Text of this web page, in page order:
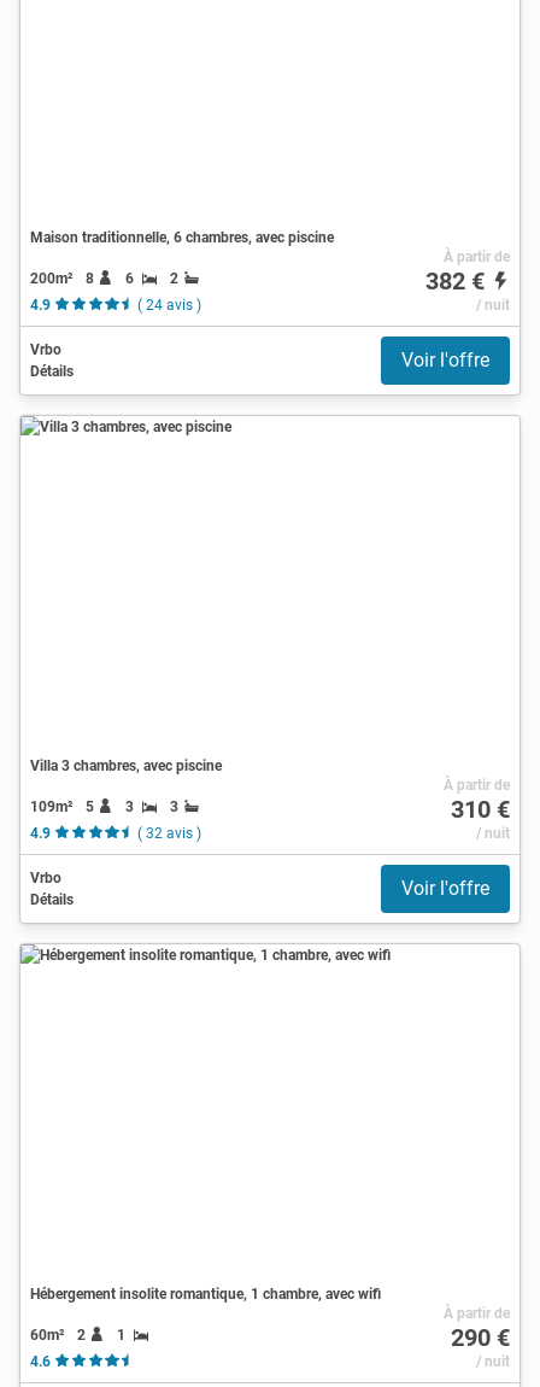
Maison traditionnelle, 6 chambres, avec piscine
200m² 8 6
2
4.9
( 24 avis )
À partir de
382 €
/ nuit
Vrbo
Détails
Voir l'offre
Villa 3 chambres, avec piscine
109m² 5 3
3
4.9
( 32 avis )
À partir de
310 €
/ nuit
Vrbo
Détails
Voir l'offre
Hébergement insolite romantique, 1 chambre, avec wifi
60m² 2
1
4.6
À partir de
290 €
/ nuit